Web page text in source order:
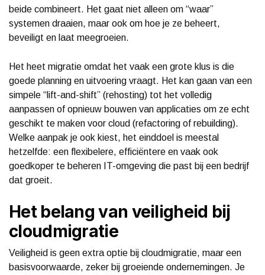
beide combineert. Het gaat niet alleen om “waar”
systemen draaien, maar ook om hoe je ze beheert,
beveiligt en laat meegroeien.
Het heet migratie omdat het vaak een grote klus is die
goede planning en uitvoering vraagt. Het kan gaan van een
simpele “lift-and-shift” (rehosting) tot het volledig
aanpassen of opnieuw bouwen van applicaties om ze echt
geschikt te maken voor cloud (refactoring of rebuilding).
Welke aanpak je ook kiest, het einddoel is meestal
hetzelfde: een flexibelere, efficiëntere en vaak ook
goedkoper te beheren IT-omgeving die past bij een bedrijf
dat groeit.
Het belang van veiligheid bij
cloudmigratie
Veiligheid is geen extra optie bij cloudmigratie, maar een
basisvoorwaarde, zeker bij groeiende ondernemingen. Je